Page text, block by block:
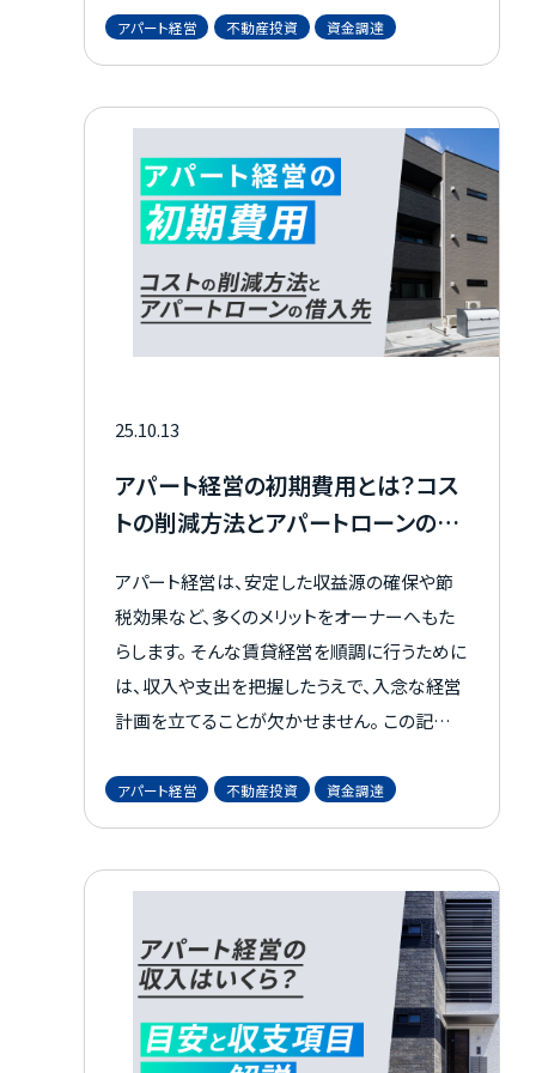
お知らせ
資料請求はこちら
会社概要
個人情報保護方針
カスタマーハラスメントに関する基本方針
コンテンツポリシー
資金を、利用できるローンとともに詳しく紹介
します。 自己資金の目安を知り、より具体的な
ください。
アパート経営 不動産投資 資金調達
25.10.13
アパート経営の初期費用とは？コス
トの削減方法とアパートローンの借
アパート経営は、安定した収益源の確保や節
税効果など、多くのメリットをオーナーへもた
らします。 そんな賃貸経営を順調に行うために
は、収入や支出を把握したうえで、入念な経営
計画を立てることが欠かせません。 この記事で
方へ向けて、発生する初期費用の内訳や月々
のランニングコストも紹介します。 本記事を、
アパート経営 不動産投資 資金調達